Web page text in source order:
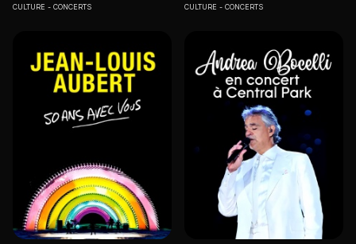
CULTURE CONCERTS CULTURE CONCERTS